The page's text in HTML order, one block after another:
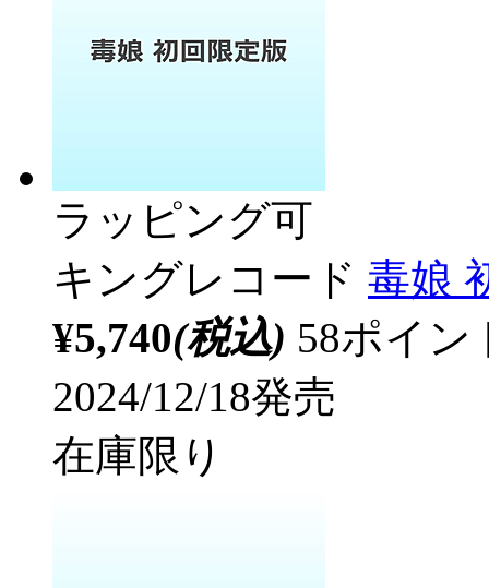
ラッピング可
キングレコード 毒娘
¥5,740(税込) 58ポイ
2024/12/18発売
在庫限り